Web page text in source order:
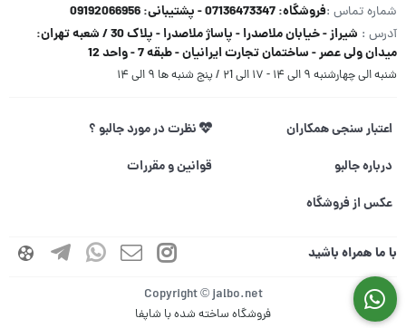
شماره تماس :فروشگاه: 07136473347 - پشتیبانی: 09192066956
آدرس :
شیراز - خیابان ملاصدرا - پاساژ ملاصدرا - پلاک 30 / شعبه تهران:
میدان ولی عصر - ساختمان تجارت ایرانیان - طبقه 7 - واحد 12
شنبه الی چهارشنبه ۹ الی ۱۴ - ۱۷ الی ۲1 / پنج شنبه ها ۹ الی ۱۴
اعتبار سنجی همکاران
نظرت در مورد جالبو ؟
درباره جالبو
قوانین و مقررات
عکس از فروشگاه
با ما همراه باشید
Copyright © jalbo.net
فروشگاه ساخته شده با شاپفا